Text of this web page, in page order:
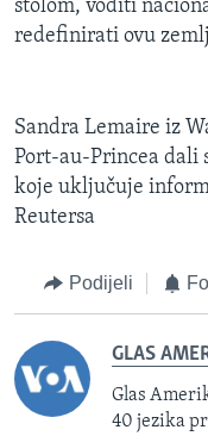
stolom, voditi
redefinirati ovu
Sandra Lemaire iz
Port-au-Princea dali
koje uključuje
Reutersa
Podijeli
GLAS
Glas
40 jezika